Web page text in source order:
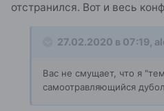
отстранился. Вот и весь
27.02.2020 в 07:19,
Вас не смущает, что я
самоотравляющийся